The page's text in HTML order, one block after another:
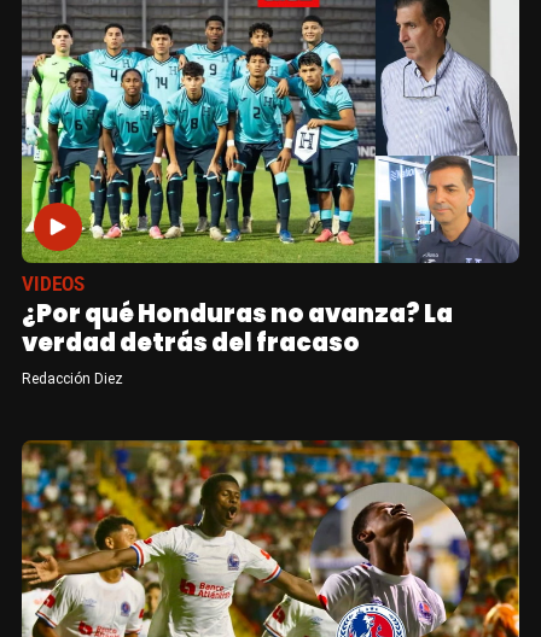
VIDEOS
¿Por qué Honduras no avanza? La
verdad detrás del fracaso
Redacción Diez